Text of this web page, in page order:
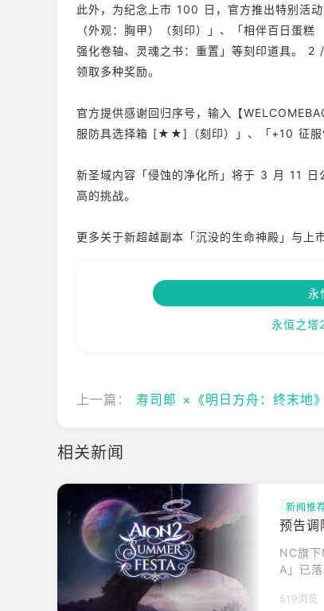
此外，为纪念上市 100 日，官方推出特别活
（外观：胸甲）（刻印）」、「相伴百日蛋
强化卷轴、灵魂之书：重置」等刻印道具。
领取多种奖励。
官方提供感谢回归序号，输入【
服防具选择箱 [★★]（刻印）」、「+10 征
新圣域内容「侵蚀的净化所」将于 3 月 11
高的挑战。
更多关于新超越副本「沉没的生命神殿」与上
永
永恒之塔
上一篇： 寿司郎 ×《明日方舟：终末地》联动活动3/2登场 抢先释出主题包
相关新闻
新闻推
预告调
NC旗
A」已
1：沙
519浏览